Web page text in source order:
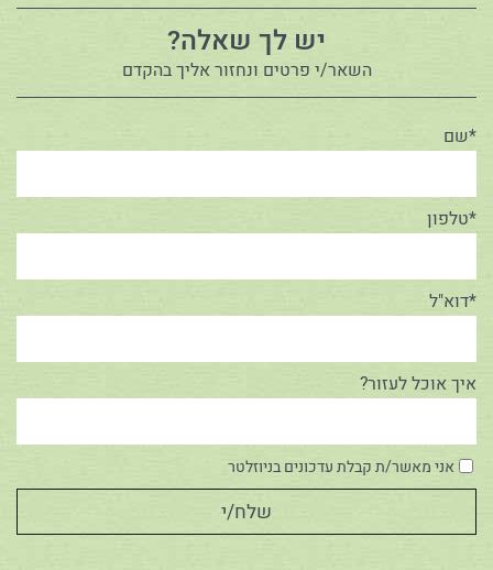
יש לך שאלה?
השאר/י פרטים ונחזור אליך בהקדם
*שם
*טלפון
*דוא"ל
איך אוכל לעזור?
אני מאשר/ת קבלת עדכונים בניוזלטר